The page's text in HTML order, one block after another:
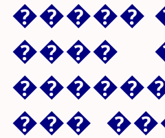
�����
����
���